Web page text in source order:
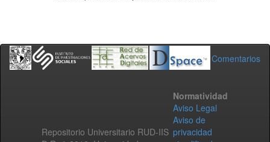
Comentarios
Repositorio Universitario RUD-IIS
Normatividad
Aviso Legal
Aviso de
privacidad